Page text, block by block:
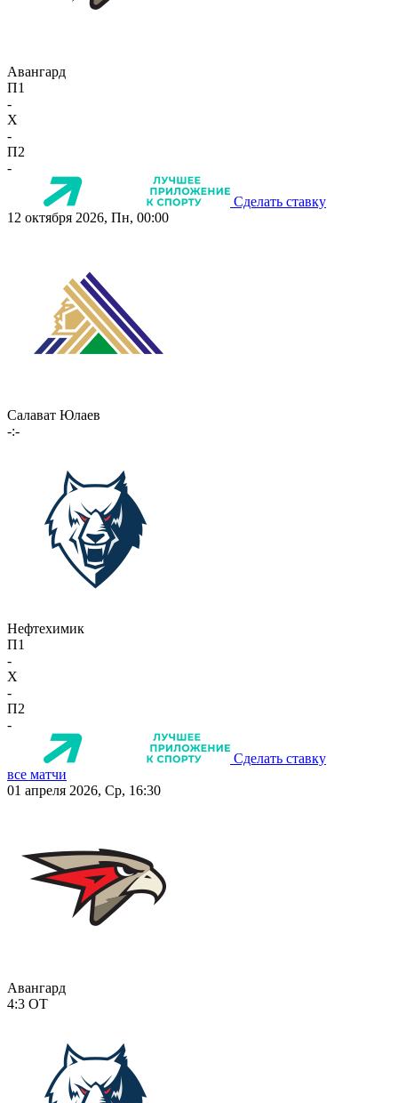
Авангард
П1
-
X
-
П2
-
Сделать ставку
12 октября 2026, Пн, 00:00
Салават Юлаев
-:-
Нефтехимик
П1
-
X
-
П2
-
Сделать ставку
все матчи
01 апреля 2026, Ср, 16:30
Авангард
4:3 ОТ